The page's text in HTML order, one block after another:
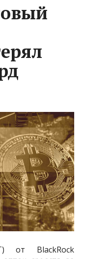
от BlackRock